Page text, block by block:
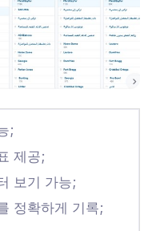
;
제공;
보기 가능;
정확하게 기록;